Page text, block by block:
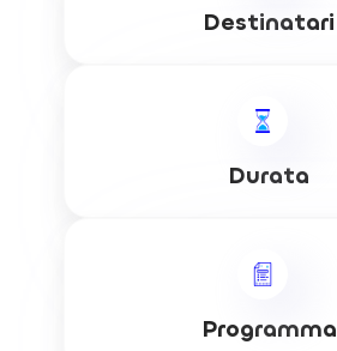
Destinatari
Durata
Programma